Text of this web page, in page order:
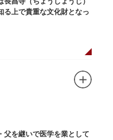
る上で貴重な文化財となっ
父を継いで医学を業として